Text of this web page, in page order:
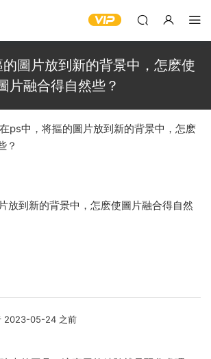
圖片放到新的背景中，怎麽使
片融合得自然些？
在ps中，将摳的圖片放到新的背景中，怎麽
？
放到新的背景中，怎麽使圖片融合得自然
2023-05-24 之前